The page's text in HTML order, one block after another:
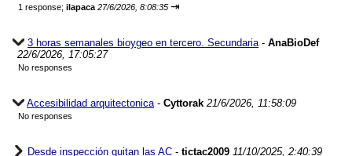
1 response; ilapaca 27/6/2026, 8:08:35 ⇥
3 horas semanales bioygeo en tercero. Secundaria- AnaBioDef
22/6/2026, 17:05:27
No responses
Accesibilidad arquitectonica- Cyttorak 21/6/2026, 11:58:09
No responses
Desde inspección quitan las AC - tictac2009 11/10/2025, 2:40:39